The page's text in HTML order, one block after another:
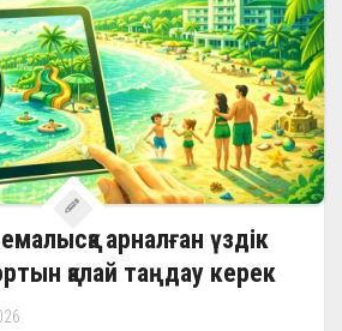
арналған үздік
қалай таңдау керек